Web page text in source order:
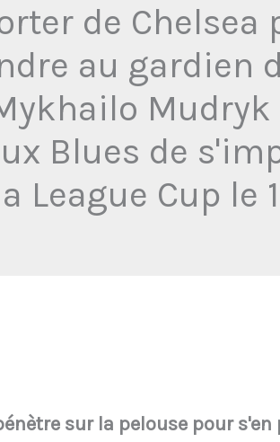
de
au gardien
Blues de
League Cup le
sur la pelouse pour